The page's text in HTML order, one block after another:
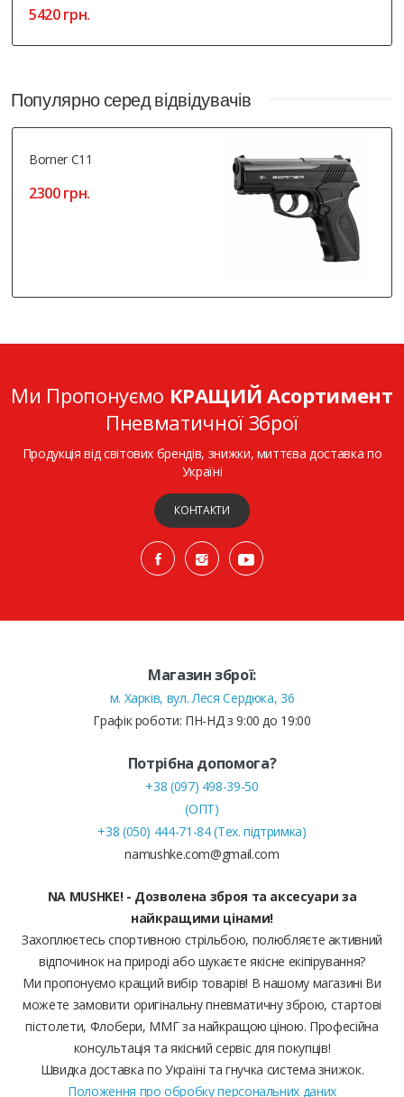
5420 грн.
Популярно серед відвідувачів
Borner C11
2300 грн.
Ми Пропонуємо КРАЩИЙ Асортимент
Пневматичної Зброї
Продукція від світових брендів, знижки, миттєва доставка по
Україні
КОНТАКТИ
Магазин зброї:
м. Харків, вул. Леся Сердюка, 36
Графік роботи: ПН-НД з 9:00 до 19:00
Потрібна допомога?
+38 (097) 498-39-50
(ОПТ)
+38 (050) 444-71-84 (Тех. підтримка)
namushke.com@gmail.com
NA MUSHKE! - Дозволена зброя та аксесуари за
найкращими цінами!
Захоплюєтесь спортивною стрільбою, полюбляєте активний
відпочинок на природі або шукаєте якісне екіпірування?
Ми пропонуємо кращий вибір товарів! В нашому магазині Ви
можете замовити оригінальну пневматичну зброю, стартові
пістолети, Флобери, ММГ за найкращою ціною. Професійна
консультація та якісний сервіс для покупців!
Швидка доставка по Україні та гнучка система знижок.
Положення про обробку персональних даних